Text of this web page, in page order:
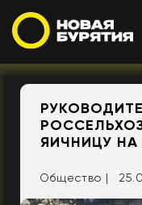
ЯИЧНИЦУ
Общество |